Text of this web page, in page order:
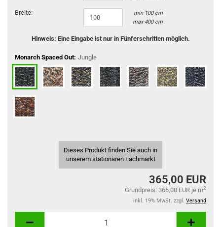
Breite:
min 100 cm
max 400 cm
Hinweis: Eine Eingabe ist nur in Fünferschritten möglich.
Monarch Spaced Out: Jungle
Dieses Produkt finden Sie auch in
unserem stationären Fachmarkt
365,00 EUR
Grundpreis: 365,00 EUR je m2
inkl. 19% MwSt. zzgl. Versand